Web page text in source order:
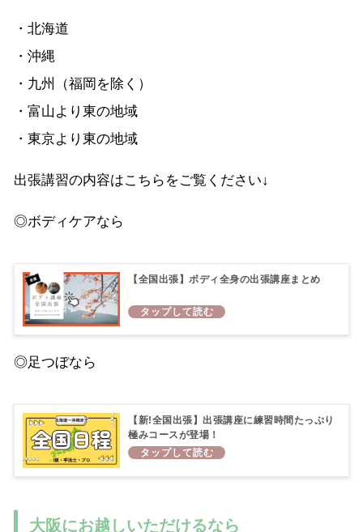
・北海道
・沖縄
・九州（福岡を除く）
・富山より東の地域
・東京より東の地域
出張講習の内容はこちらをご覧ください↓
◎ボディケアなら
【全国出張】ボディ全身の出張講座まとめ
◎足つぼなら
【新!全国出張】出張講座に練習時間たっぷり
極みコースが登場！
大阪にお越しいただけるなら